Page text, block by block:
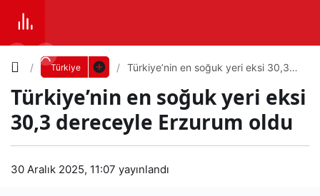
Türkiye
Türkiye’nin en soğuk yeri eksi 30,3
Türkiye’nin en soğuk yeri eksi
30,3 dereceyle Erzurum oldu
30 Aralık 2025, 11:07 yayınlandı
Tür
Yazı
Boyutunu
Ayarla